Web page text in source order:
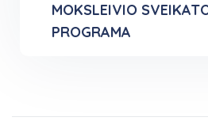
MOKSLEIVIO
PROGRAMA